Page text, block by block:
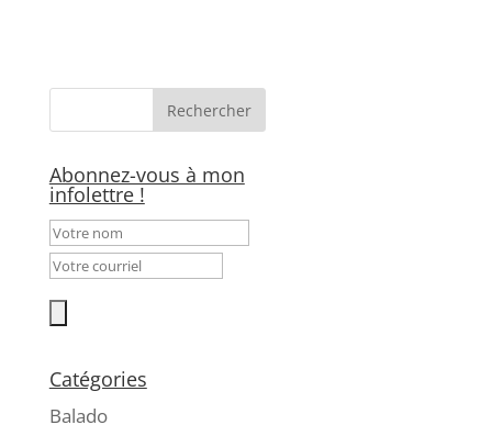
Abonnez-vous à mon
infolettre !
Catégories
Balado